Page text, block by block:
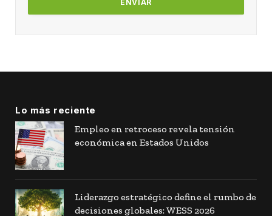
Lo más reciente
Empleo en retroceso revela tensión
económica en Estados Unidos
Liderazgo estratégico define el rumbo de
decisiones globales: WESS 2026